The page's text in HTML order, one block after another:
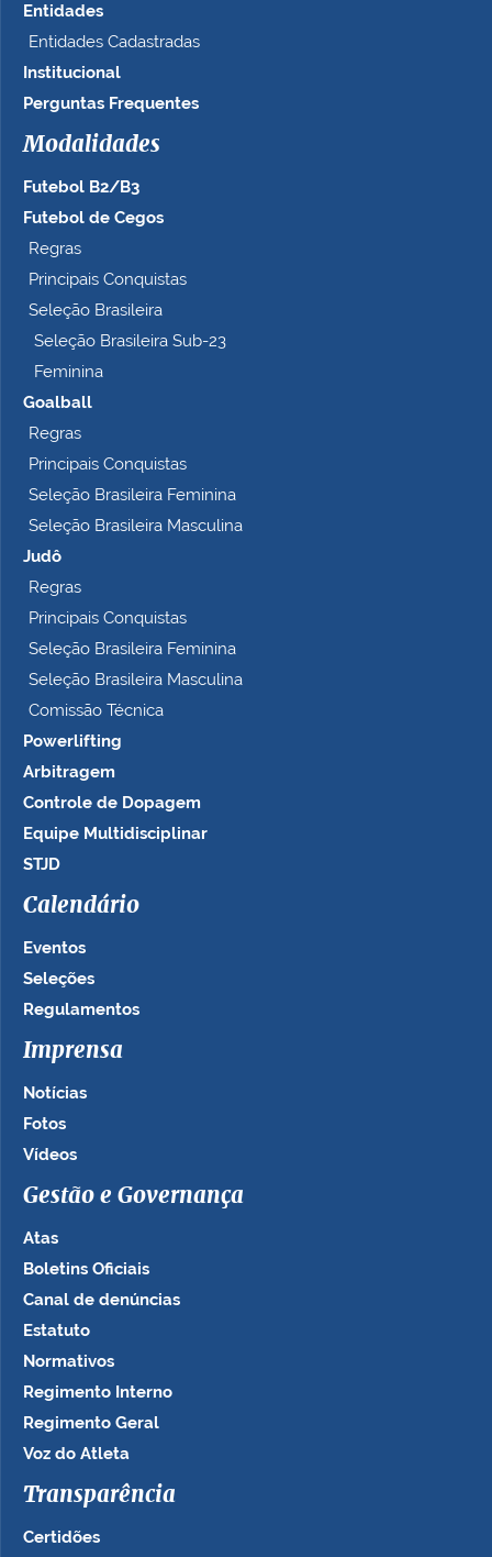
Entidades
Entidades Cadastradas
Institucional
Perguntas Frequentes
Modalidades
Futebol B2/B3
Futebol de Cegos
Regras
Principais Conquistas
Seleção Brasileira
Seleção Brasileira Sub-23
Feminina
Goalball
Regras
Principais Conquistas
Seleção Brasileira Feminina
Seleção Brasileira Masculina
Judô
Regras
Principais Conquistas
Seleção Brasileira Feminina
Seleção Brasileira Masculina
Comissão Técnica
Powerlifting
Arbitragem
Controle de Dopagem
Equipe Multidisciplinar
STJD
Calendário
Eventos
Seleções
Regulamentos
Imprensa
Notícias
Fotos
Vídeos
Gestão e Governança
Atas
Boletins Oficiais
Canal de denúncias
Estatuto
Normativos
Regimento Interno
Regimento Geral
Voz do Atleta
Transparência
Certidões